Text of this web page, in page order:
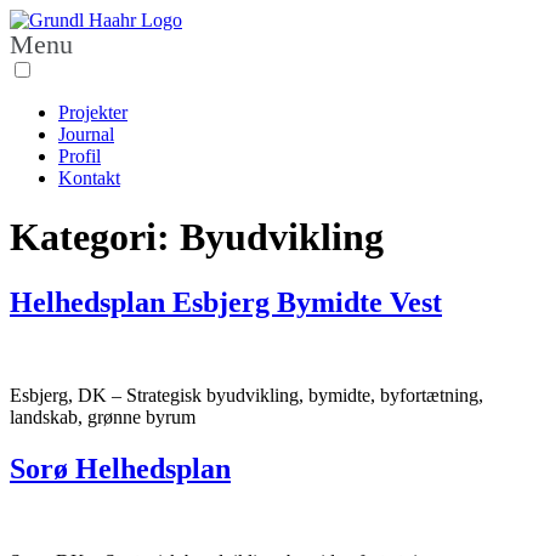
Menu
Projekter
Journal
Profil
Kontakt
Kategori: Byudvikling
Helhedsplan Esbjerg Bymidte Vest
Esbjerg, DK – Strategisk byudvikling, bymidte, byfortætning,
landskab, grønne byrum
Sorø Helhedsplan